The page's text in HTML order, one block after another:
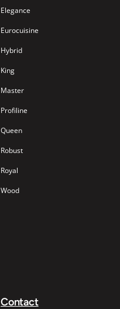
Elegance
Eurocuisine
Hybrid
King
Master
Profiline
Queen
Robust
Royal
Wood
Contact